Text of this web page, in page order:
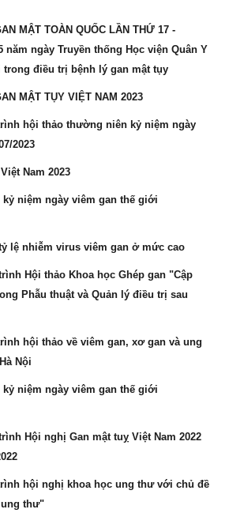
MẬT TOÀN QUỐC LẦN THỨ 17 -
năm ngày Truyền thống Học viện Quân Y
trong điều trị bệnh lý gan mật tụy
MẬT TỤY VIỆT NAM 2023
hội thảo thường niên kỷ niệm ngày
2023
Nam 2023
niệm ngày viêm gan thế giới
lệ nhiễm virus viêm gan ở mức cao
Hội thảo Khoa học Ghép gan "Cập
Phẫu thuật và Quản lý điều trị sau
hội thảo về viêm gan, xơ gan và ung
Nội
niệm ngày viêm gan thế giới
Hội nghị Gan mật tuỵ Việt Nam 2022
hội nghị khoa học ung thư với chủ đề
thư"